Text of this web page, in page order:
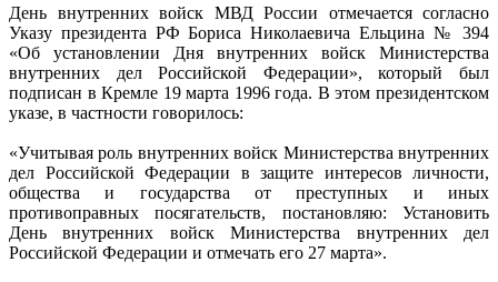
День внутренних войск МВД России отмечается согласно
Указу президента РФ Бориса Николаевича Ельцина № 394
«Об установлении Дня внутренних войск Министерства
внутренних дел Российской Федерации», который был
подписан в Кремле 19 марта 1996 года. В этом президентском
указе, в частности говорилось:
«Учитывая роль внутренних войск Министерства внутренних
дел Российской Федерации в защите интересов личности,
общества и государства от преступных и иных
противоправных посягательств, постановляю: Установить
День внутренних войск Министерства внутренних дел
Российской Федерации и отмечать его 27 марта».